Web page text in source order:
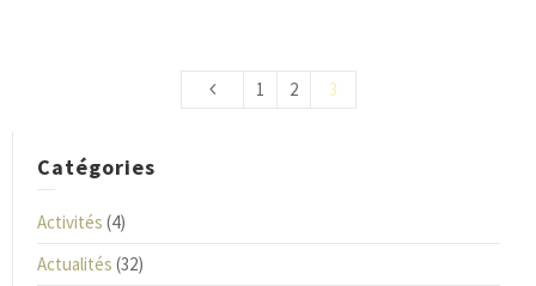
1 2 3
Catégories
Activités (4)
Actualités (32)